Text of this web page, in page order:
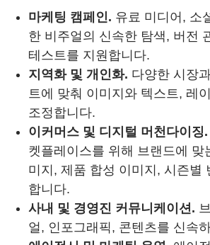
마케팅 캠페인. 유료 미디어, 소
한 비주얼의 신속한 탐색, 버전
테스트를 지원합니다.
지역화 및 개인화. 다양한 시장
트에 맞춰 이미지와 텍스트, 레
조정합니다.
이커머스 및 디지털 머천다이징.
켓플레이스를 위해 브랜드에 맞
미지, 제품 합성 이미지, 시즌별
합니다.
사내 및 경영진 커뮤니케이션.
얼, 인포그래픽, 콘텐츠를 신속